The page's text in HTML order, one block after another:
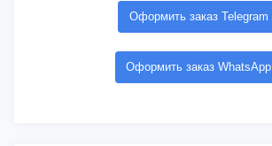
Оформить заказ Telegram
Оформить заказ WhatsApp